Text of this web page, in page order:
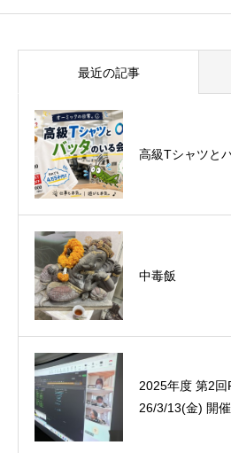
最近の記事
高級Tシャツと
中毒飯
2025年度 第2
26/3/13(金) 開催
た！（秋保温泉）
オーミック2022